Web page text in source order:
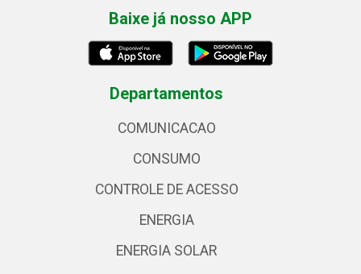
Baixe já nosso APP
Departamentos
COMUNICACAO
CONSUMO
CONTROLE DE ACESSO
ENERGIA
ENERGIA SOLAR